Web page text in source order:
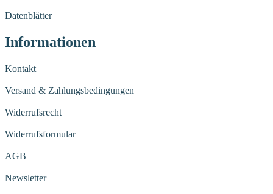
Datenblätter
Informationen
Kontakt
Versand & Zahlungsbedingungen
Widerrufsrecht
Widerrufsformular
AGB
Newsletter